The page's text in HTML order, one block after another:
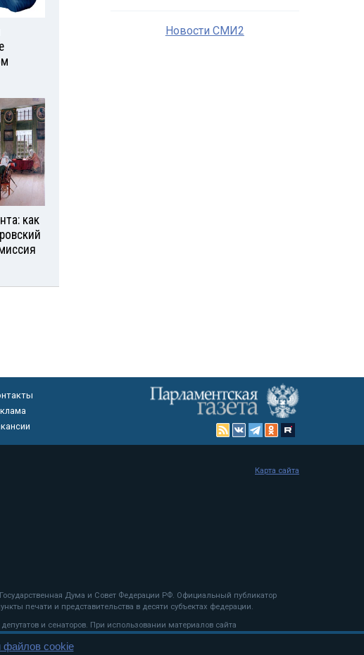
как
Новости СМИ2
Дума и Совет Федерации РФ. Официальный публикатор
печати и представительства в десяти субъектах федерации.
и сенаторов. При использовании материалов сайта
Карта сайта
файлов cookie